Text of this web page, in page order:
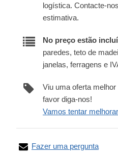
logística. Contacte-
estimativa.
No preço estão
paredes, teto de
janelas, ferragens e
Viu uma oferta
favor diga-nos!
Vamos tentar
Fazer uma pergunta